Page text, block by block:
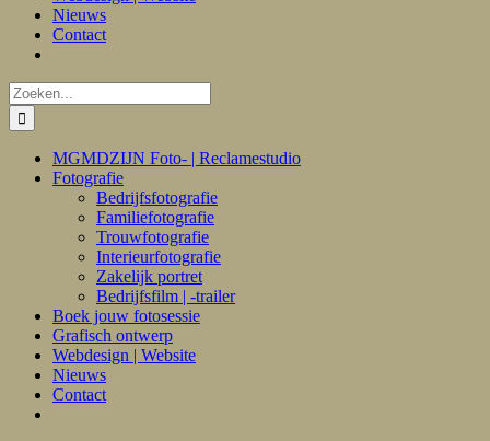
Nieuws
Contact
Zoeken
naar:
MGMDZIJN Foto- | Reclamestudio
Fotografie
Bedrijfsfotografie
Familiefotografie
Trouwfotografie
Interieurfotografie
Zakelijk portret
Bedrijfsfilm | -trailer
Boek jouw fotosessie
Grafisch ontwerp
Webdesign | Website
Nieuws
Contact